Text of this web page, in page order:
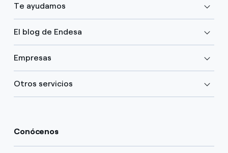
Te ayudamos
El blog de Endesa
Empresas
Otros servicios
Conócenos